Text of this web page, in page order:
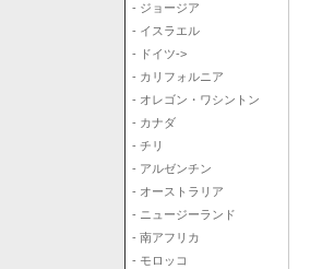
- ジョージア
- イスラエル
- ドイツ->
- カリフォルニア
- オレゴン・ワシントン
- カナダ
- チリ
- アルゼンチン
- オーストラリア
- ニュージーランド
- 南アフリカ
- モロッコ